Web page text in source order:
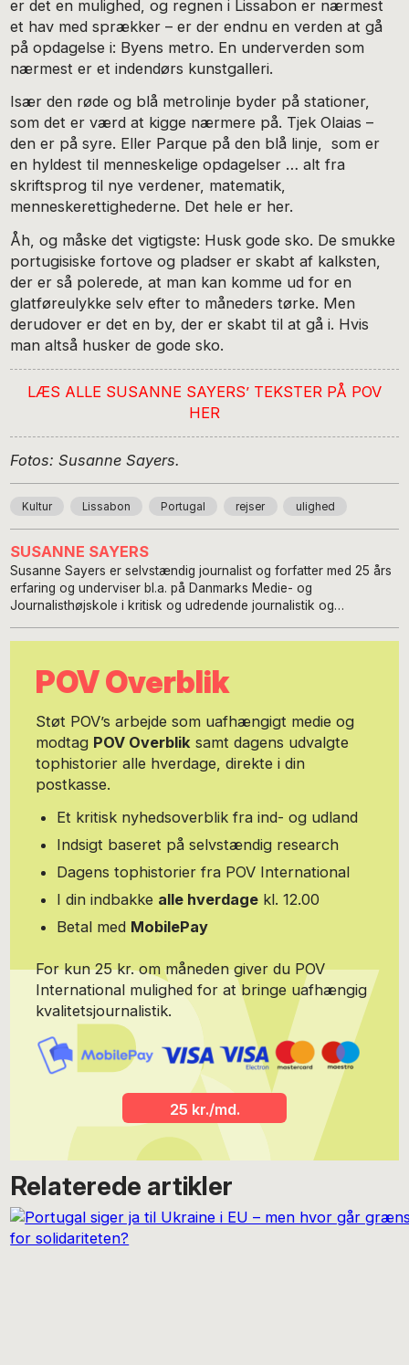
er det en mulighed, og regnen i Lissabon er nærmest
et hav med sprækker – er der endnu en verden at gå
på opdagelse i: Byens metro. En underverden som
nærmest er et indendørs kunstgalleri.
Især den røde og blå metrolinje byder på stationer,
som det er værd at kigge nærmere på. Tjek Olaias –
den er på syre. Eller Parque på den blå linje, som er
en hyldest til menneskelige opdagelser … alt fra
skriftsprog til nye verdener, matematik,
menneskerettighederne. Det hele er her.
Åh, og måske det vigtigste: Husk gode sko. De smukke
portugisiske fortove og pladser er skabt af kalksten,
der er så polerede, at man kan komme ud for en
glatføreulykke selv efter to måneders tørke. Men
derudover er det en by, der er skabt til at gå i. Hvis
man altså husker de gode sko.
LÆS ALLE SUSANNE SAYERS’ TEKSTER PÅ POV
HER
Fotos: Susanne Sayers.
Kultur Lissabon Portugal rejser ulighed
SUSANNE SAYERS
Susanne Sayers er selvstændig journalist og forfatter med 25 års
erfaring og underviser bl.a. på Danmarks Medie- og
Journalisthøjskole i kritisk og udredende journalistik og
digital vismand Jan Damsgaard udgivet bogen ‘Den digitale
bæredygtighedsmål for 2030. Dertil adskillige bøger om
digitalisering og ledelse. Desuden er hun hyppig gæst i debatter
bl.a. været chefredaktør på 24timer, redaktionschef på
metroXpress, klimakorrespondent for Metroaviserne internationalt
samt nyhedsredaktør på Børsen. Hun er af sine to voksne børn
blevet kaldt ‘verdens mest nørdede mor’, og sandt er det, at de
naturvidenskabelige områder har en særlig dragning på hende,
ikke mindst i relation til den menneskelige trivsel. Som Dame Edna
to her’. Susanne Sayers bor en stor del af året i Lissabon, som
hun tror på bliver en af Europas mest dynamiske byer de
kommende år og vil også bidrage med indlæg fra Europas
sydvestligste hjørne.
POV Overblik
Støt POV’s arbejde som uafhængigt medie og
modtag POV Overblik samt dagens udvalgte
tophistorier alle hverdage, direkte i din
postkasse.
Et kritisk nyhedsoverblik fra ind- og udland
Indsigt baseret på selvstændig research
Dagens tophistorier fra POV International
I din indbakke alle hverdage kl. 12.00
Betal med MobilePay
For kun 25 kr. om måneden giver du POV
International mulighed for at bringe uafhængig
kvalitetsjournalistik.
25 kr./md.
Relaterede artikler